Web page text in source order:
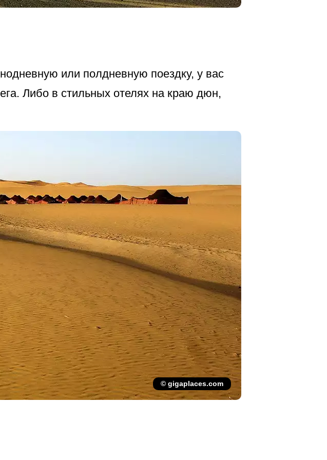
или полдневную поездку, у вас
Либо в стильных отелях на краю дюн,
© gigaplaces.com